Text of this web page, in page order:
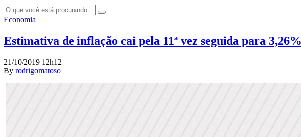
Economia
Estimativa de inflação cai pela 11ª vez seguida para 3,26%
21/10/2019 12h12
By rodrigomatoso